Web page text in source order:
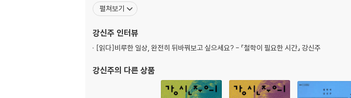
펼쳐보기
강신주 인터뷰
[읽다]비루한 일상, 완전히 뒤바꿔보고 싶으세요? - 『철학이 필요한 시간』 강신주
강신주의 다른 상품